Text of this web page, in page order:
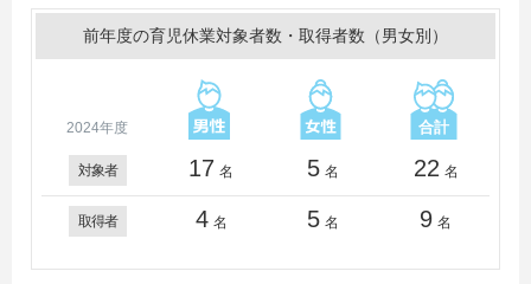
前年度の育児休業対象者数・取得者数（男女別）
2024年度
対象者 17 名 5 名 22 名
取得者 4 名 5 名 9 名